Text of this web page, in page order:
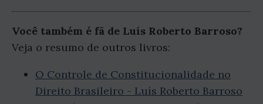
Você também é fã de Luís Roberto Barroso?
Veja o resumo de outros livros:
O Controle de Constitucionalidade no
Direito Brasileiro - Luís Roberto Barroso